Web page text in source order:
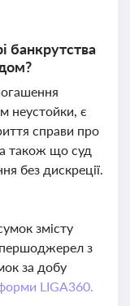
банкрутства
неустойки, є
справи про
а також що суд
без дискреції.
змісту
першоджерел з
за добу
LIGA360.